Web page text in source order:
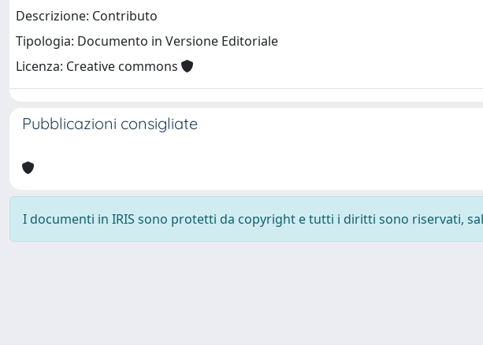
Descrizione: Contributo
Tipologia: Documento in Versione Editoriale
Licenza: Creative commons
Pubblicazioni consigliate
I documenti in IRIS sono protetti da copyright e tutti i diritti sono riservati,